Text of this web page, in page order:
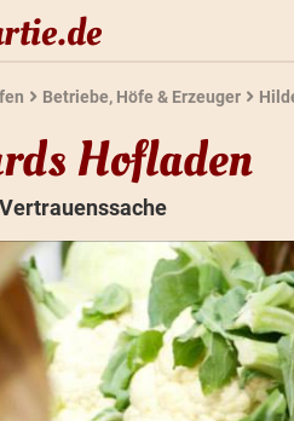
Betriebe, Höfe & Erzeuger
Hofladen